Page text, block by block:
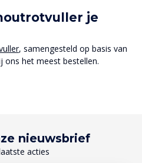
je
, samengesteld op basis van
ons het meest bestellen.
nieuwsbrief
acties